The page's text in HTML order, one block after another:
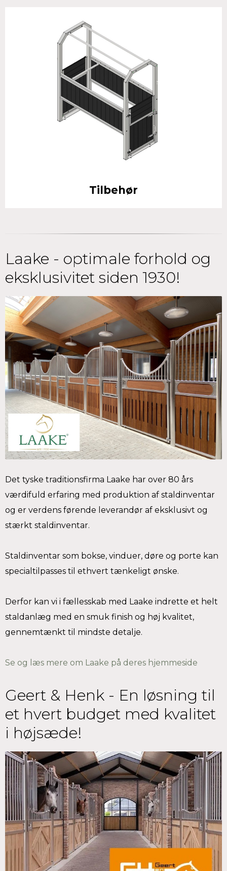
Tilbehør
Laake - optimale forhold og
eksklusivitet siden 1930!
Det tyske traditionsfirma Laake har over 80 års
værdifuld erfaring med produktion af staldinventar
og er verdens førende leverandør af eksklusivt og
stærkt staldinventar.
Staldinventar som bokse, vinduer, døre og porte kan
specialtilpasses til ethvert tænkeligt ønske.
Derfor kan vi i fællesskab med Laake indrette et helt
staldanlæg med en smuk finish og høj kvalitet,
gennemtænkt til mindste detalje.
Se og læs mere om Laake på deres hjemmeside
Geert & Henk - En løsning til
et hvert budget med kvalitet
i højsæde!